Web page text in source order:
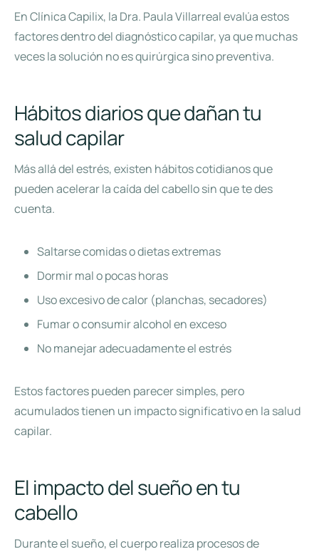
En Clínica Capilix, la Dra. Paula Villarreal evalúa estos
factores dentro del diagnóstico capilar, ya que muchas
veces la solución no es quirúrgica sino preventiva.
Hábitos diarios que dañan tu
salud capilar
Más allá del estrés, existen hábitos cotidianos que
pueden acelerar la caída del cabello sin que te des
cuenta.
Saltarse comidas o dietas extremas
Dormir mal o pocas horas
Uso excesivo de calor (planchas, secadores)
Fumar o consumir alcohol en exceso
No manejar adecuadamente el estrés
Estos factores pueden parecer simples, pero
acumulados tienen un impacto significativo en la salud
capilar.
El impacto del sueño en tu
cabello
Durante el sueño, el cuerpo realiza procesos de